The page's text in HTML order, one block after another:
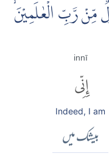
مِّنْ رَّبِّ الْعٰلَمِيْنَۙ
innī
إِنِّى
Indeed, I am
بیشک میں